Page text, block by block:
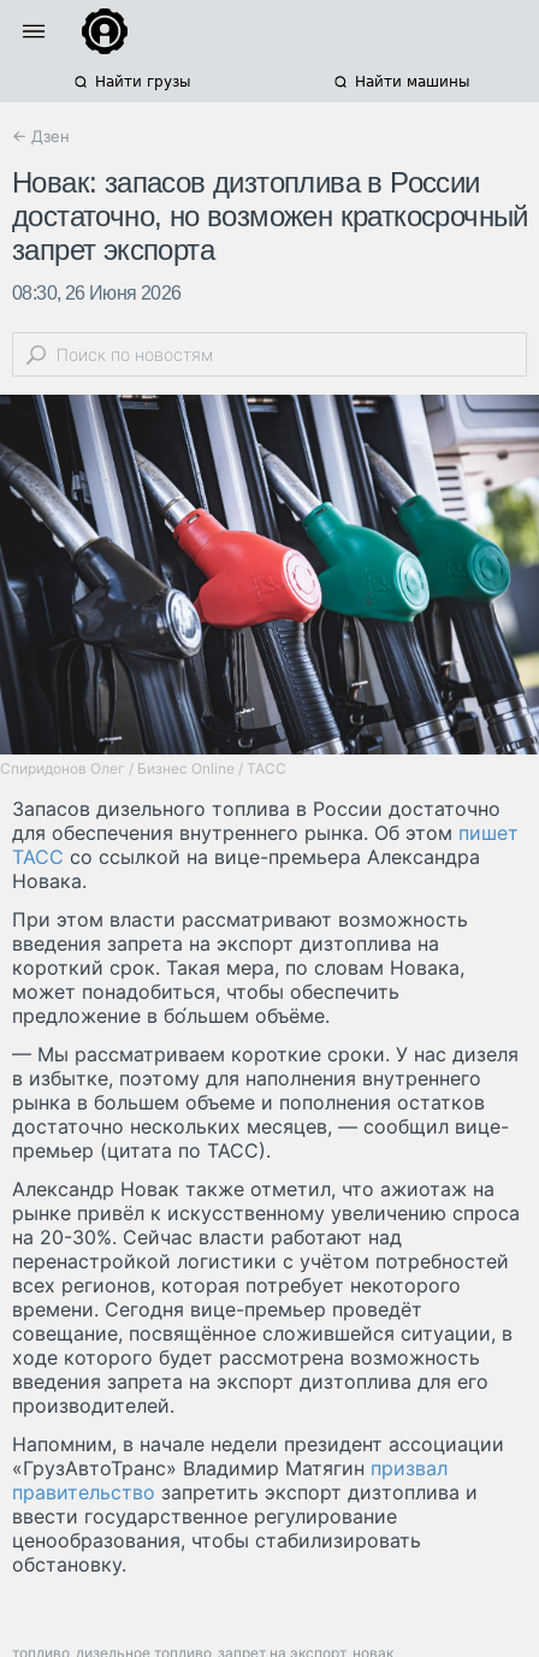
Найти грузы Найти машины
← Дзен
Новак: запасов дизтоплива в России
достаточно, но возможен краткосрочный
запрет экспорта
08:30, 26 Июня 2026
Спиридонов Олег / Бизнес Online / ТАСС
Запасов дизельного топлива в России достаточно
для обеспечения внутреннего рынка. Об этом пишет
ТАСС со ссылкой на вице-премьера Александра
Новака.
При этом власти рассматривают возможность
введения запрета на экспорт дизтоплива на
короткий срок. Такая мера, по словам Новака,
может понадобиться, чтобы обеспечить
предложение в бо́льшем объёме.
— Мы рассматриваем короткие сроки. У нас дизеля
в избытке, поэтому для наполнения внутреннего
рынка в большем объеме и пополнения остатков
достаточно нескольких месяцев, — сообщил вице-
премьер (цитата по ТАСС).
Александр Новак также отметил, что ажиотаж на
рынке привёл к искусственному увеличению спроса
на 20-30%. Сейчас власти работают над
перенастройкой логистики с учётом потребностей
всех регионов, которая потребует некоторого
времени. Сегодня вице-премьер проведёт
совещание, посвящённое сложившейся ситуации, в
ходе которого будет рассмотрена возможность
введения запрета на экспорт дизтоплива для его
производителей.
Напомним, в начале недели президент ассоциации
«ГрузАвтоТранс» Владимир Матягин призвал
правительство запретить экспорт дизтоплива и
ввести государственное регулирование
ценообразования, чтобы стабилизировать
обстановку.
топливо дизельное топливо запрет на экспорт новак